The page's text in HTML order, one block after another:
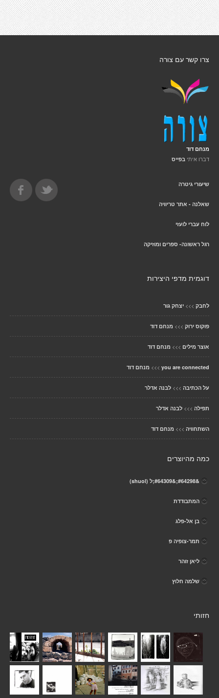
צרו קשר עם צורה
מנחם דוד
דברו איתי בפייס
שיעורי גיטרה
שאלנה - אתר טריוויה
לוח עברי לועזי
רגל ראשונה- ספרים ומוזיקה
דוגמית מדפי היצירות
לחבק >>> יצחק גור
פוקוס ירוק >>> מנחם דוד
אוצר מילים >>> מנחם דוד
you are connected
>>> מנחם דוד
על הכתיבה >>> לבנה אדלר
תפילה >>> לבנה אדלר
השתחוויה >>> מנחם דוד
כמה מהיוצרים
&#64298;&#64309;ל (shuol)
המתבודדת
בן אל-פלג
תמר-צופיה פ
ליאן זוהר
שלמה חלוץ
חזותי